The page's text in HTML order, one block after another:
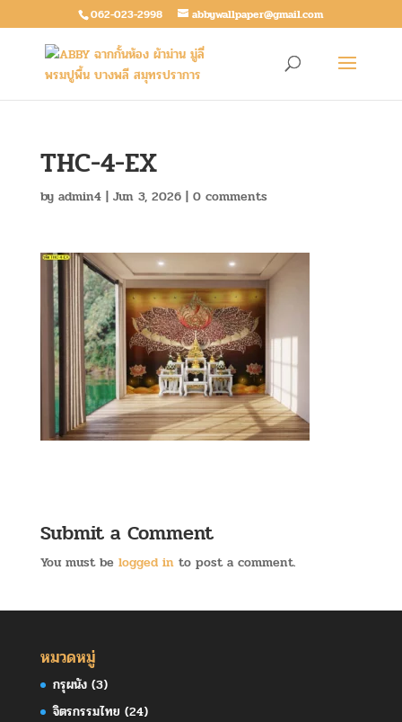
062-023-2998 abbywallpaper@gmail.com
THC-4-EX
by admin4| Jun 3, 2026| 0 comments
Submit a Comment
You must be logged into post a comment.
หมวดหมู่
กรุผนัง(3)
จิตรกรรมไทย (24)